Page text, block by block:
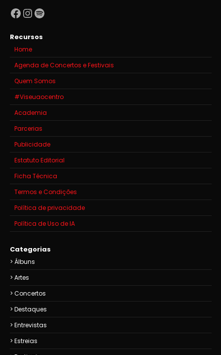
Facebook
Instagram
Spotify
Recursos
Home
Agenda de Concertos e Festivais
Quem Somos
#Viseuaocentro
Academia
Parcerias
Publicidade
Estatuto Editorial
Ficha Técnica
Termos e Condições
Política de privacidade
Política de Uso de IA
Categorias
Álbuns
Artes
Concertos
Destaques
Entrevistas
Estreias